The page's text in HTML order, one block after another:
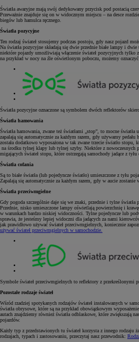
Światła awaryjne mają swój dedykowany przycisk pod postacią
Przeważnie znajduje się on w widocznym miejscu – na desce
biegów lub hamulca ręcznego.
Światła pozycyjne
Ten rodzaj świateł stosujemy podczas postoju, gdy nasz pojazd
Na światła pozycyjne składają się dwie przednie białe lampy i
niektóre pojazdy umożliwiają włączenie świateł pozycyjnych tylko
na przykład w nocy na źle oświetlonym poboczu, możemy
Światła pozycyjne oznaczone są symbolem dwóch reflektorów
Światła hamowania
Światła hamowania, zwane też światłami „stop”, to mocne
zapalają się automatycznie za każdym razem, gdy używamy pedału
została dodatkowo wyposażona w tak zwane trzecie światło
na środku tylnej klapy lub tylnej szyby. Niektóre z nowoczesnych
migających świateł stopu, które ostrzegają samochody jadące z
Światła cofania
Są to białe światła (lub pojedyncze światło) umieszczone z tyłu
Zapalają się automatycznie za każdym razem, gdy w aucie zostanie
Światła przeciwmgielne
Gdy pogoda szczególnie daje się we znaki, przednie i tylne światła
Przednie, nisko umieszczone lampy oświetlają powierzchnię i
w warunkach bardzo niskiej widoczności. Tylne pojedyncze lub
sprawia, że jesteśmy lepiej widoczni dla jadących za nami
jak prawidłowo używać świateł przeciwmgielnych, koniecznie
używać świateł przeciwmgielnych w samochodzie.
Symbole świateł przeciwmgielnych to reflektory z przekreślonymi
Pozostałe rodzaje świateł
Wśród rzadziej spotykanych rodzajów świateł instalowanych w
światła obrysowe, które są na przykład obowiązkowym
autach znajdziemy również światła odblaskowe, które zwiększają
pojazdów.
Każdy typ z przedstawionych tu świateł korzysta z innego rodzaju
rodzajach, typach i zastosowaniu, przeczytaj nasz przewodnik: